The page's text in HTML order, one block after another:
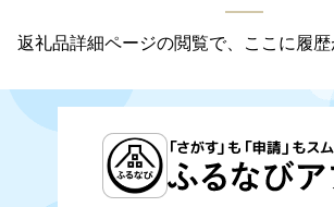
返礼品詳細ページの閲覧で、ここに履歴